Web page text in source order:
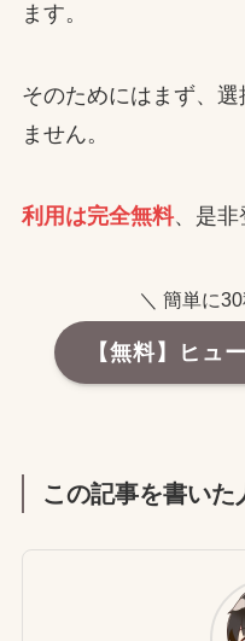
ます。
そのためにはまず、
ません。
利用は完全無料、是非
＼ 簡単に
【無料】ヒュ
この記事を書いた